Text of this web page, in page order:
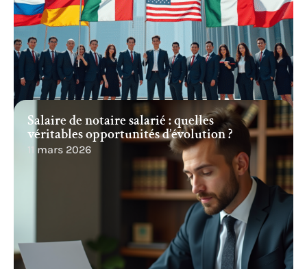
Salaire de notaire salarié : quelles
véritables opportunités d’évolution ?
11 mars 2026